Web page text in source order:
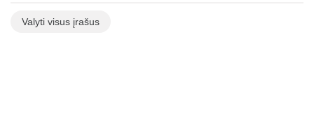
Valyti visus įrašus